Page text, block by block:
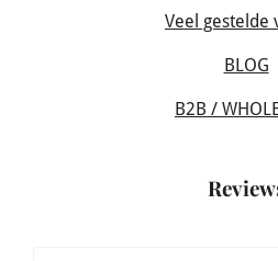
Veel gestelde
BLOG
B2B /